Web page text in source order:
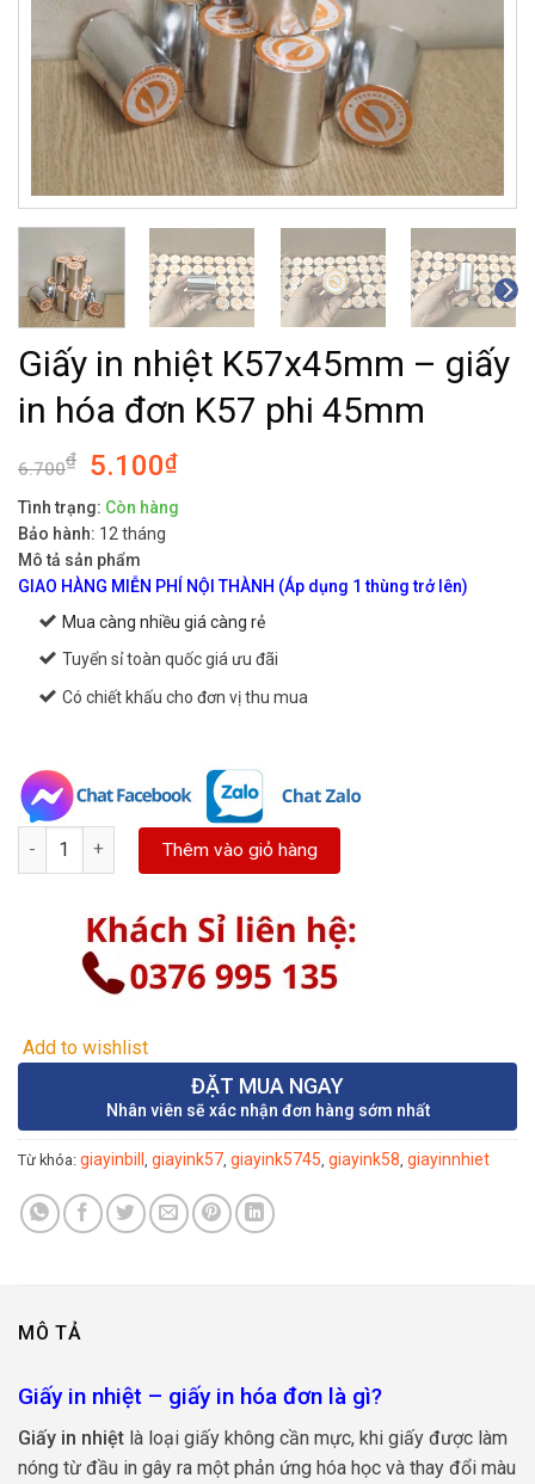
Giấy in nhiệt K57x45mm – giấy
in hóa đơn K57 phi 45mm
6.700₫ 5.100₫
Tình trạng: Còn hàng
Bảo hành: 12 tháng
Mô tả sản phẩm
GIAO HÀNG MIỄN PHÍ NỘI THÀNH (Áp dụng 1 thùng trở lên)
Mua càng nhiều giá càng rẻ
Tuyển sỉ toàn quốc giá ưu đãi
Có chiết khấu cho đơn vị thu mua
Giấy in nhiệt K57x45mm - giấy in hóa đơn K57 phi 45mm số
Thêm vào giỏ hàng
Add to wishlist
ĐẶT MUA NGAY
Nhân viên sẽ xác nhận đơn hàng sớm nhất
Từ khóa: giayinbill , giayink57, giayink5745, giayink58, giayinnhiet
MÔ TẢ
Giấy in nhiệt – giấy in hóa đơn là gì?
Giấy in nhiệt là loại giấy không cần mực, khi giấy được làm
nóng từ đầu in gây ra một phản ứng hóa học và thay đổi màu